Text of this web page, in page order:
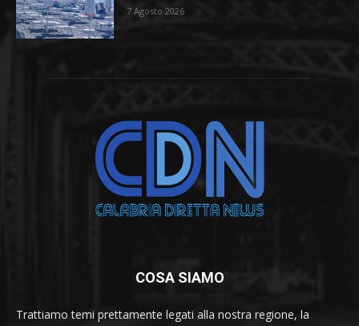
7 Agosto 2026
COSA SIAMO
Trattiamo temi prettamente legati alla nostra regione, la